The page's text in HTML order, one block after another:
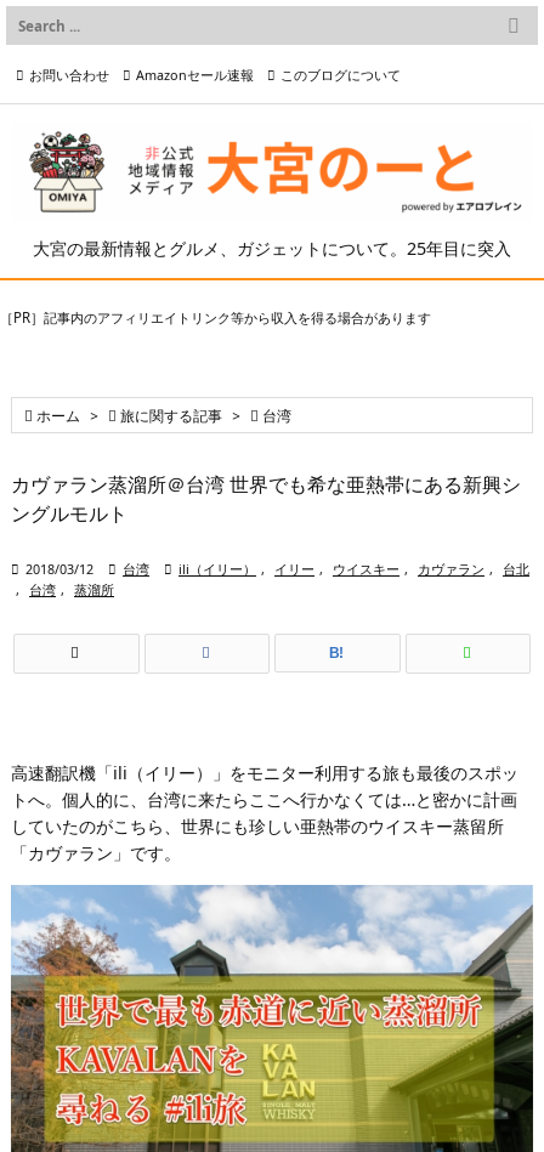
大宮の最新情報とグルメ、ガジェットについて。25年目に突入

メニュー

検索
お問い合わせ Amazonセール速報 このブログについて
プライバシーポリシー等
［PR］記事内のアフィリエイトリンク等から収入を得る場合があります
 ホーム >  旅に関する記事 >  台湾
カヴァラン蒸溜所＠台湾 世界でも希な亜熱帯にある新興シ
ングルモルト
 2018/03/12  台湾  ili（イリー） , イリー , ウイスキー , カヴァラン ,
台北
,
台湾 , 蒸溜所
B!
高速翻訳機「ili（イリー）」をモニター利用する旅も最後のスポッ
トへ。個人的に、台湾に来たらここへ行かなくては…と密かに計画
していたのがこちら、世界にも珍しい亜熱帯のウイスキー蒸留所
「カヴァラン」です。